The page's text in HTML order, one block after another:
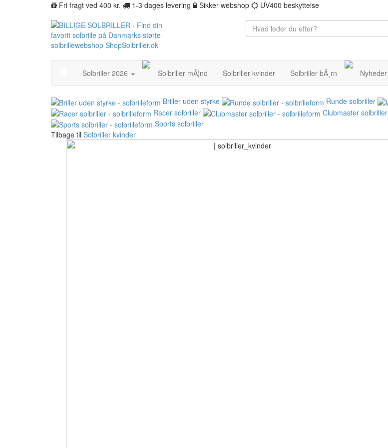
Fri fragt ved 400 kr. 1-3 dages levering Sikker webshop UV400 beskyttelse
Solbriller 2026 Solbriller mÃ¦nd Solbriller kvinder Solbriller bÃ¸rn Nyheder
Briller uden styrke Runde solbriller
Racer solbriller
Clubmaster solbriller
Sports solbriller
Tilbage til Solbriller kvinder